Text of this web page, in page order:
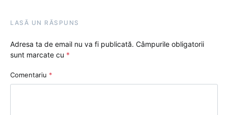
LASĂ UN RĂSPUNS
Adresa ta de email nu va fi publicată. Câmpurile obligatorii
sunt marcate cu *
Comentariu *